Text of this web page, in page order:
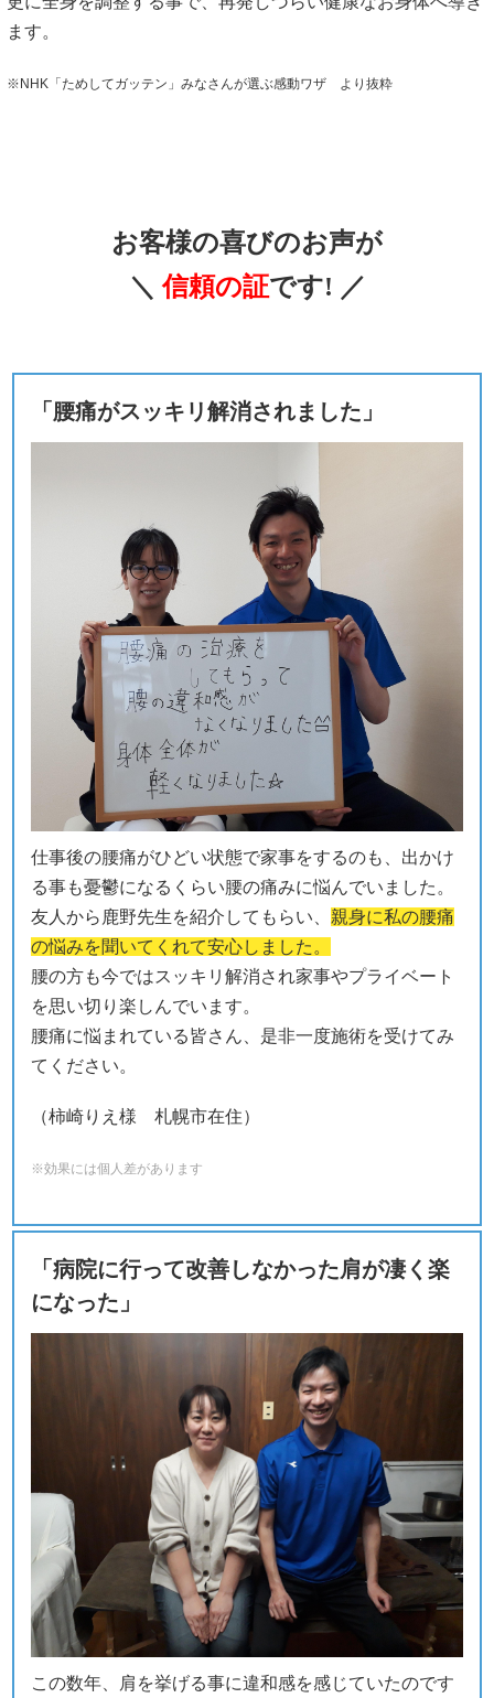
ます。
※NHK「ためしてガッテン」みなさんが選ぶ感動ワザ より抜粋
お客様の喜びのお声が
＼信頼の証です! ／
「腰痛がスッキリ解消されました」
仕事後の腰痛がひどい状態で家事をするのも、出かけ
る事も憂鬱になるくらい腰の痛みに悩んでいました。
友人から鹿野先生を紹介してもらい、 親身に私の腰痛
の悩みを聞いてくれて安心しました。
腰の方も今ではスッキリ解消され家事やプライベート
を思い切り楽しんでいます。
腰痛に悩まれている皆さん、是非一度施術を受けてみ
てください。
（柿崎りえ様 札幌市在住）
※効果には個人差があります
「病院に行って改善しなかった肩が凄く楽
になった」
この数年、肩を挙げる事に違和感を感じていたのです